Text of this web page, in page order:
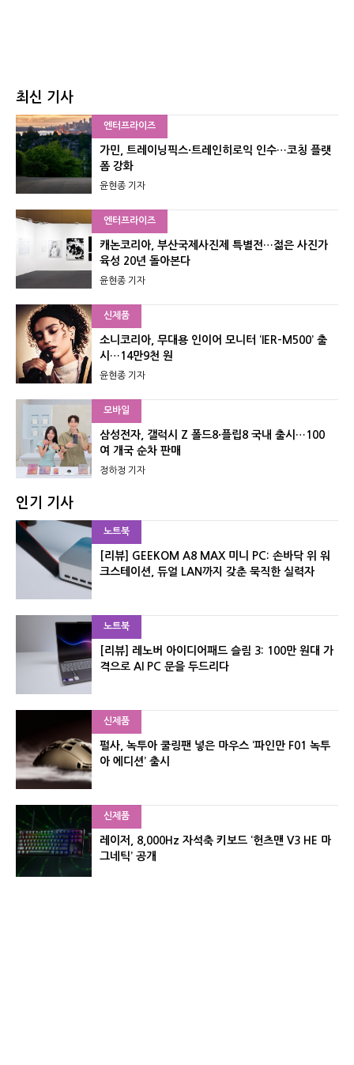
최신 기사
엔터프라이즈
가민, 트레이닝픽스·트레인히로익 인수…코칭 플랫
폼 강화
윤현종 기자
엔터프라이즈
캐논코리아, 부산국제사진제 특별전…젊은 사진가
육성 20년 돌아본다
윤현종 기자
신제품
소니코리아, 무대용 인이어 모니터 ‘IER-M500’ 출
시…14만9천 원
윤현종 기자
모바일
삼성전자, 갤럭시 Z 폴드8·플립8 국내 출시…100
여 개국 순차 판매
정하정 기자
인기 기사
노트북
[리뷰] GEEKOM A8 MAX 미니 PC: 손바닥 위 워
크스테이션, 듀얼 LAN까지 갖춘 묵직한 실력자
노트북
[리뷰] 레노버 아이디어패드 슬림 3: 100만 원대 가
격으로 AI PC 문을 두드리다
신제품
펄사, 녹투아 쿨링팬 넣은 마우스 ‘파인만 F01 녹투
아 에디션’ 출시
신제품
레이저, 8,000Hz 자석축 키보드 ‘헌츠맨 V3 HE 마
그네틱’ 공개